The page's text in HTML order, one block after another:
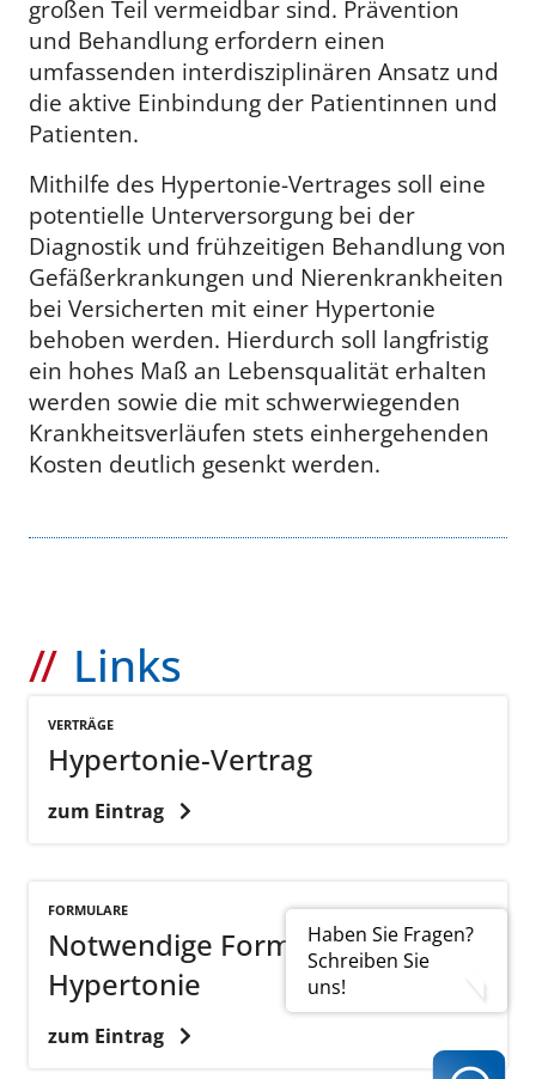
Haben Sie Fragen?
Schreiben Sie
uns!
großen Teil vermeidbar sind. Prävention
und Behandlung erfordern einen
umfassenden interdisziplinären Ansatz und
die aktive Einbindung der Patientinnen und
Patienten.
Mithilfe des Hypertonie-Vertrages soll eine
potentielle Unterversorgung bei der
Diagnostik und frühzeitigen Behandlung von
Gefäßerkrankungen und Nierenkrankheiten
bei Versicherten mit einer Hypertonie
behoben werden. Hierdurch soll langfristig
ein hohes Maß an Lebensqualität erhalten
werden sowie die mit schwerwiegenden
Krankheitsverläufen stets einhergehenden
Kosten deutlich gesenkt werden.
Links
VERTRÄGE
Hypertonie-Vertrag
zum Eintrag
FORMULARE
Notwendige Formulare:
Hypertonie
zum Eintrag